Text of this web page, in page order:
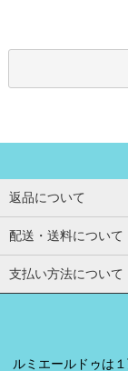
返品について
配送・送料について
支払い方法について
ルミエールドゥは